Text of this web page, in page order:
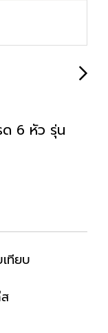
ด 6 หัว รุ่น
ทียบ